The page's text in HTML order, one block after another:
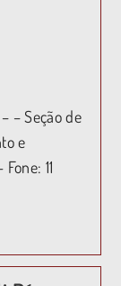
– Seção de
e
11